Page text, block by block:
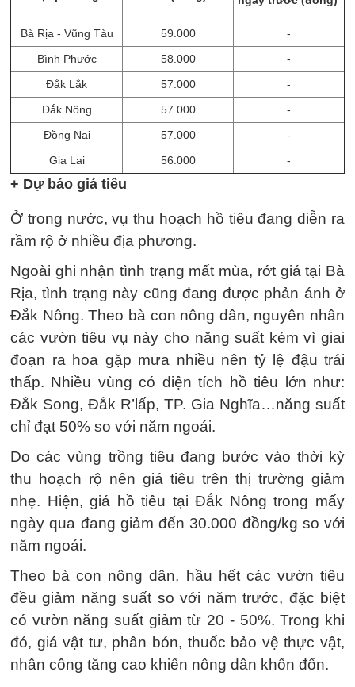
Bà Rịa - Vũng Tàu 59.000
-
Bình Phước
58.000
-
Đắk Lắk
57.000
-
Đắk Nông
57.000
-
Đồng Nai
57.000
-
Gia Lai
56.000 -
+ Dự báo giá tiêu
Ở trong nước, vụ thu hoạch hồ tiêu đang diễn ra
rầm rộ ở nhiều địa phương.
Ngoài ghi nhận tình trạng mất mùa, rớt giá tại Bà
Rịa, tình trạng này cũng đang được phản ánh ở
Đắk Nông. Theo bà con nông dân, nguyên nhân
các vườn tiêu vụ này cho năng suất kém vì giai
đoạn ra hoa gặp mưa nhiều nên tỷ lệ đậu trái
thấp. Nhiều vùng có diện tích hồ tiêu lớn như:
Đắk Song, Đắk R’lấp, TP. Gia Nghĩa…năng suất
chỉ đạt 50% so với năm ngoái.
Do các vùng trồng tiêu đang bước vào thời kỳ
thu hoạch rộ nên giá tiêu trên thị trường giảm
nhẹ. Hiện, giá hồ tiêu tại Đắk Nông trong mấy
ngày qua đang giảm đến 30.000 đồng/kg so với
năm ngoái.
Theo bà con nông dân, hầu hết các vườn tiêu
đều giảm năng suất so với năm trước, đặc biệt
có vườn năng suất giảm từ 20 - 50%. Trong khi
đó, giá vật tư, phân bón, thuốc bảo vệ thực vật,
nhân công tăng cao khiến nông dân khốn đốn.